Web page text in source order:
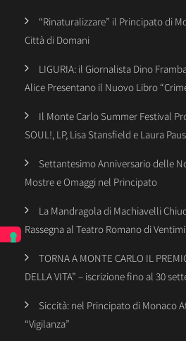
“Rinaturalizzare” il Principato di
Città di Domani
LIGURIA: il Giornalista Dino
Alice Presentano il Nuovo Libro
Il Monte Carlo Summer Festival
SOUL!, LP, Lisa Stansfield e Laura
Settantesimo Anniversario delle
Mostre e Omaggi nel Principato
La Mandragola di Machiavelli
Rassegna al Teatro Romano di
TORNA A MONTE CARLO IL
DELLA VITA” – iscrizione fino al 30
Siccità: nel Principato di Monaco
“Vigilanza”